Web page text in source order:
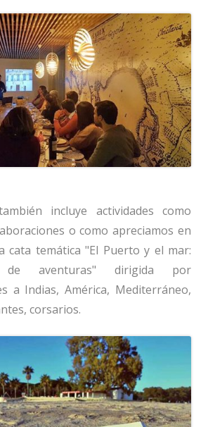
incluye actividades como
o como apreciamos en
cata temática "El Puerto y el mar:
aventuras" dirigida por
a Indias, América, Mediterráneo,
corsarios.